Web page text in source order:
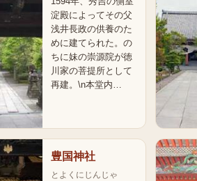
淀殿によってその父
浅井長政の供養のた
めに建てられた。の
ちに妹の崇源院が徳
川家の菩提所として
再建。\n本堂内…
豊国神社
とよくにじんじゃ